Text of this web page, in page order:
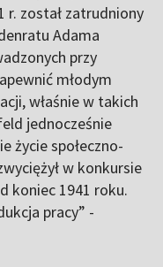
r. został zatrudniony
Adama
przy
młodym
właśnie w takich
jednocześnie
życie społeczno-
w konkursie
koniec 1941 roku.
pracy” -